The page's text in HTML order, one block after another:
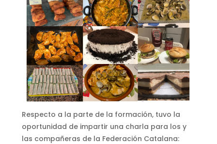
Respecto a la parte de la formación, tuvo la
oportunidad de impartir una charla para los y
las compañeras de la Federación Catalana: